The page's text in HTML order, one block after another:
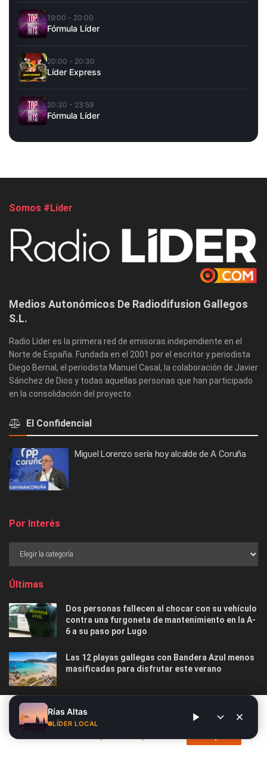
19:00 - 20:00
Fórmula Líder
20:00 - 20:30
Líder Express
20:30 - 23:59
Fórmula Líder
Somos #Líder
Medios Autonómicos De Radiodifusion Gallegos
S.L.
Radio Líder es la primera red de emisoras independiente en el
Norte de España. Fundada en el 2001 por el escritor y periodista
Diego Bernal, el periodista Manuel Casal, la colaboración de Javier
Sánchez de Dios y todas aquellas personas que han participado
en la consolidación del proyecto.
El Confidencial
Miguel Lorenzo sería hoy alcalde de A Coruña
Por Interés
Últimas
Dos personas fallecen al chocar con su vehículo
contra una furgoneta de mantenimiento en la A-
6 a su paso por Lugo
Las 12 playas gallegas con Bandera Azul menos
masificadas para disfrutar este verano
O Marisquiño 2026 en Vigo: programa completo,
horarios, conciertos, deportes y todo lo que
debes saber
Rías Altas
LÍDER LOCAL
Este sitio web utiliza cookies. Al continuar utilizando este sitio
web, usted da su consentimiento para el uso de cookies. Visite